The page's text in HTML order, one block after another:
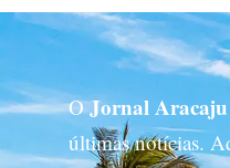
OJornal Aracaju
últimas notícias.